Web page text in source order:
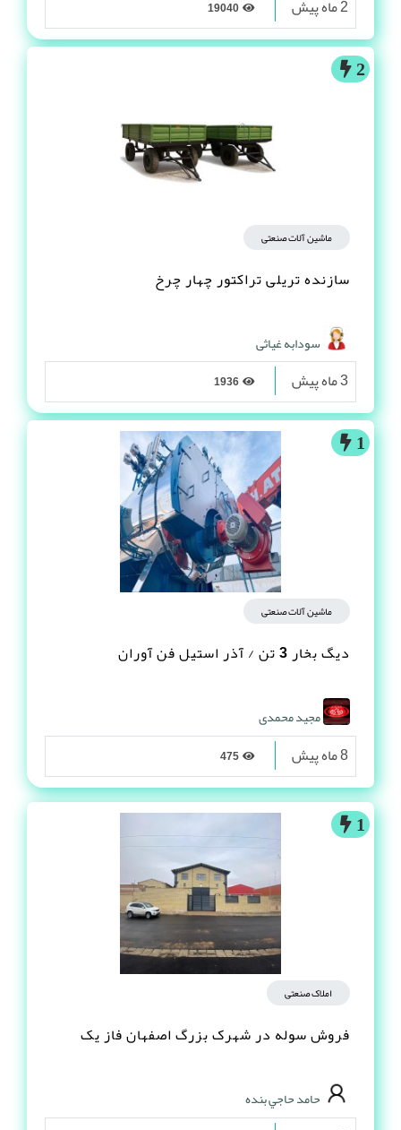
2 ماه پیش
2
ماشین آلات صنعتی
سازنده تریلی تراکتور چهار چرخ
سودابه غیاثی
3 ماه پیش
1
ماشین آلات صنعتی
دیگ بخار 3 تن / آذر استیل فن آوران
مجید محمدی
8 ماه پیش
1
املاک صنعتی
فروش سوله در شهرک بزرگ اصفهان فاز یک
حامد حاجي بنده